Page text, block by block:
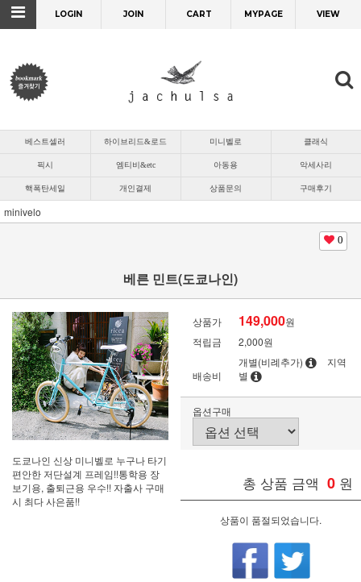
LOGIN JOIN CART MYPAGE VIEW
베스트셀러 하이브리드&로드 미니벨로 클래식
픽시 엠티비&etc 아동용 악세사리
핵폭탄세일 개인결제 상품문의 구매후기
minivelo
0
베른 민트(도쿄나인)
도쿄나인 신상 미니벨로 누구나 타기
편안한 저단설계 프레임!!통학용 장
보기용, 출퇴근용 우수!! 자출사 구매
시 최다 사은품!!
상품가 149,000원
적립금
2,000원
배송비
개별(비례추가)
지역
별
옵션구매
총 상품 금액 0 원
상품이 품절되었습니다.